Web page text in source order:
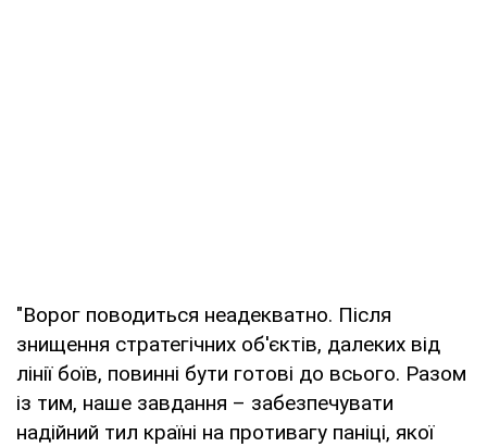
"Ворог поводиться неадекватно. Після
знищення стратегічних об'єктів, далеких від
лінії боїв, повинні бути готові до всього. Разом
із тим, наше завдання – забезпечувати
надійний тил країні на противагу паніці, якої